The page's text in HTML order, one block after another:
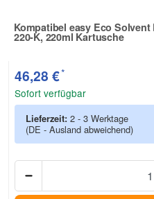
Kompatibel easy Eco
220-K, 220ml Kartusche
Zur Artikelbewertung
46,28 €*
Sofort verfügbar
Lieferzeit: 2 - 3 Werktage
(DE - Ausland abweichend)